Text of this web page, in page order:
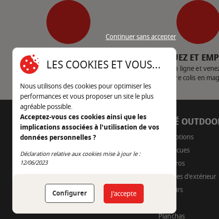
SERVICE CLIENT
Nous contacter
CLIQUEZ ET
Achetez en ligne et
votre colis en
AUTOUR DU FEU
05 45 22 98 09
Nous envoyer un e-mail
CÔTÉ
Promotions
Barbecues
Braseros
Cuisines d'extérieur
Fumoirs
Planchas
Continuer sans accepter
LES COOKIES ET VOUS...
Nous utilisons des cookies pour optimiser les
performances et vous proposer un site le plus
agréable possible.
Acceptez-vous ces cookies ainsi que les
implications associées à l'utilisation de vos
données personnelles ?
Déclaration relative aux cookies mise à jour le :
12/06/2023
Configurer J'accepte